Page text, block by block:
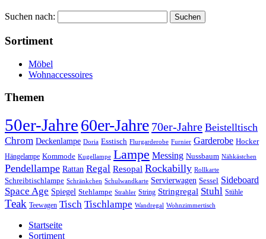
Suchen nach:
Sortiment
Möbel
Wohnaccessoires
Themen
50er-Jahre60er-Jahre 70er-Jahre Beistelltisch
Chrom Deckenlampe Doria Esstisch Flurgarderobe Furnier Garderobe Hocker
Hängelampe Kommode Kugellampe Lampe Messing Nussbaum Nähkästchen
Pendellampe Rattan Regal Resopal Rockabilly Rollkarte
Schreibtischlampe Schränkchen Schulwandkarte Servierwagen Sessel Sideboard
Space Age Spiegel Stehlampe Strahler String Stringregal Stuhl Stühle
Teak Teewagen Tisch Tischlampe Wandregal Wohnzimmertisch
Startseite
Sortiment